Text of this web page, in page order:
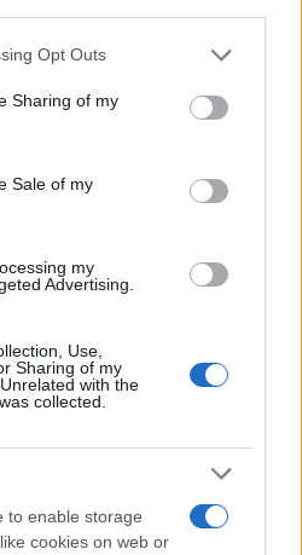
app uses one or more Google
behaviour. You may click to
and its third-party tags to
purposes in below Google
Opt Outs
Sharing of my
Sale of my
my
Advertising.
Use,
Sharing of my
with the
collected.
to enable storage
cookies on web or